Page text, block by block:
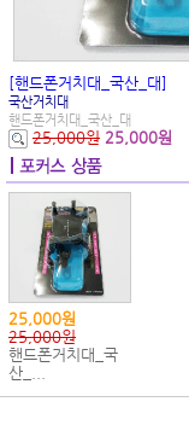
[핸드폰거치대_국산_대]
국산거치대
핸드폰거치대_국산_대
25,000원 25,000원
25,000원
25,000원
핸드폰거치대_국
산_...